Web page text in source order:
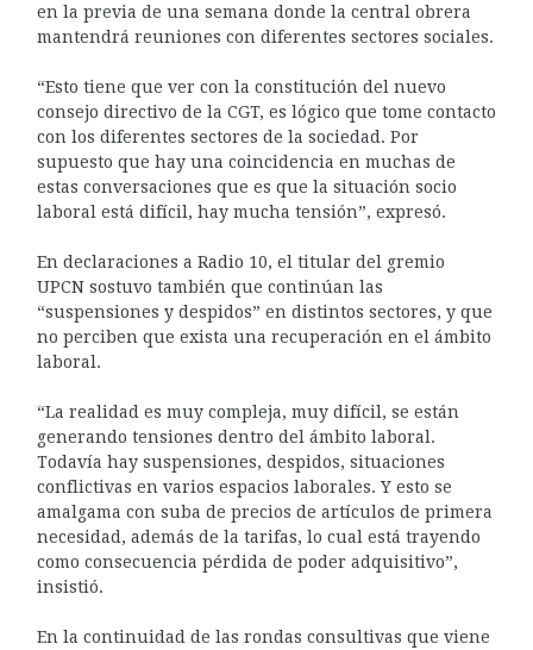
en la previa de una semana donde la central obrera
mantendrá reuniones con diferentes sectores sociales.
“Esto tiene que ver con la constitución del nuevo
consejo directivo de la CGT, es lógico que tome contacto
con los diferentes sectores de la sociedad. Por
supuesto que hay una coincidencia en muchas de
estas conversaciones que es que la situación socio
laboral está difícil, hay mucha tensión”, expresó.
En declaraciones a Radio 10, el titular del gremio
UPCN sostuvo también que continúan las
“suspensiones y despidos” en distintos sectores, y que
no perciben que exista una recuperación en el ámbito
laboral.
“La realidad es muy compleja, muy difícil, se están
generando tensiones dentro del ámbito laboral.
Todavía hay suspensiones, despidos, situaciones
conflictivas en varios espacios laborales. Y esto se
amalgama con suba de precios de artículos de primera
necesidad, además de la tarifas, lo cual está trayendo
como consecuencia pérdida de poder adquisitivo”,
insistió.
En la continuidad de las rondas consultivas que viene